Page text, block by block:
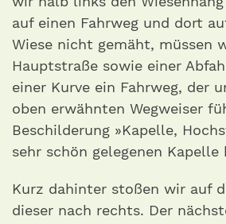
auf einen Fahrweg und dort
Wiese nicht gemäht, müssen
Hauptstraße sowie einer
einer Kurve ein Fahrweg, der
oben erwähnten Wegweiser
Beschilderung »Kapelle,
sehr schön gelegenen Kapelle
Kurz dahinter stoßen wir auf
dieser nach rechts. Der